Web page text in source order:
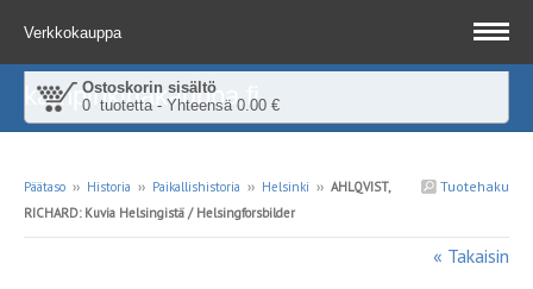
Verkkokauppa
Ostoskorin sisältö
0 tuotetta - Yhteensä 0.00 €
kampinkirjakauppa.fi
Tuotehaku
Päätaso ›› Historia ›› Paikallishistoria ›› Helsinki ›› AHLQVIST,
RICHARD: Kuvia Helsingistä / Helsingforsbilder
« Takaisin